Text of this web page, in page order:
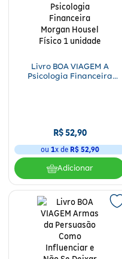
Livro BOA VIAGEM A
Psicologia Financeira
R$52,90
ou 1x de R$ 52,90
Adicionar